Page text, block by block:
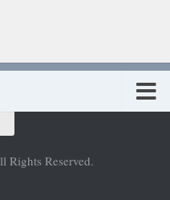
δεδομένων
Rights Reserved.